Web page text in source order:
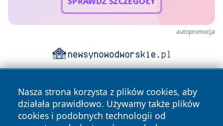
autopromocja
Nasza strona korzysta z plików cookies, aby
działała prawidłowo. Używamy także plików
cookies i podobnych technologii od